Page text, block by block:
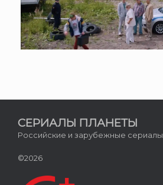
СЕРИАЛЫ ПЛАНЕТЫ
Российские и зарубежные сериалы
©2026